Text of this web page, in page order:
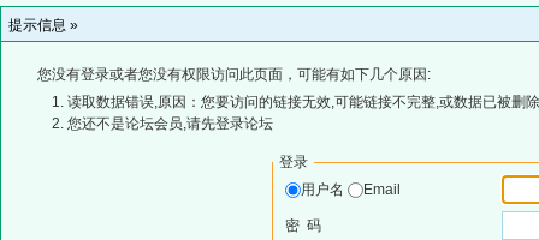
提示信息 »
您没有登录或者您没有权限访问此页面，可能有如下几个原因:
读取数据错误,原因：您要访问的链接无效,可能链接不完整,或数据已被删
您还不是论坛会员,请先登录论坛
登录
用户名
Email
密 码